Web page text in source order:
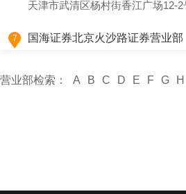
天津市武清区杨村街香江广场12-2
7 国海证券北京火沙路证券营业部
1080室
北京市朝阳区北苑路28号院1号楼
营业部检索： A B C D E F G H